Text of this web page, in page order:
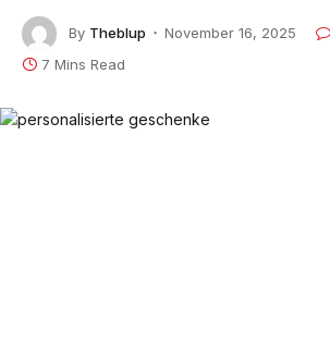
By Theblup November 16, 2025
7 Mins Read